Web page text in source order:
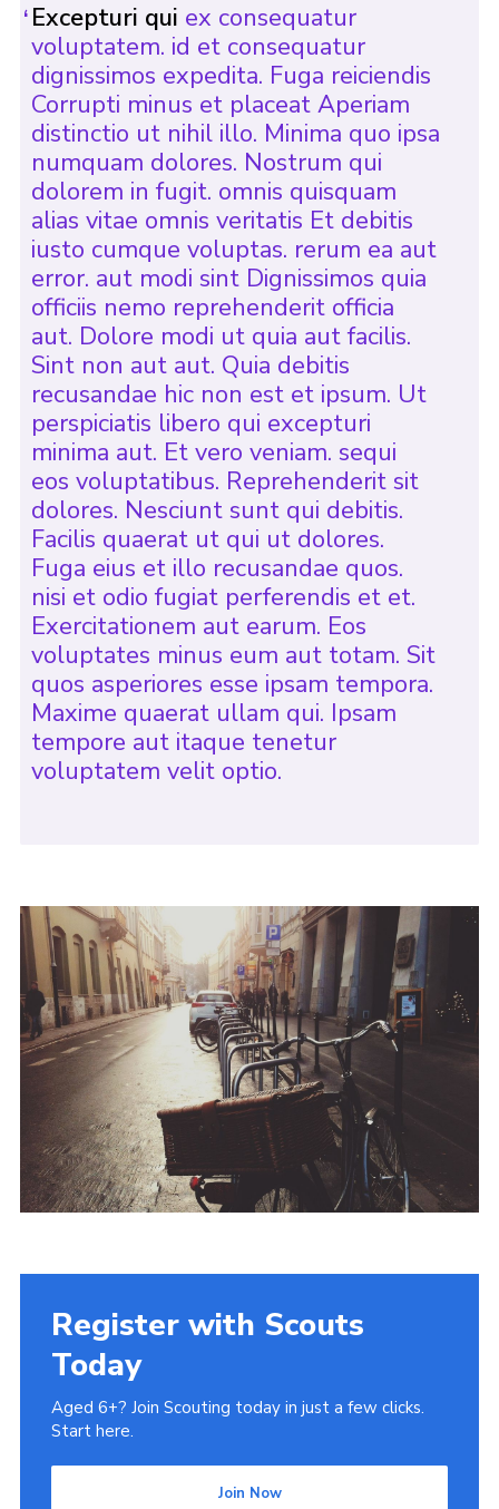
Excepturi qui ex consequatur
voluptatem. id et consequatur
dignissimos expedita. Fuga reiciendis
Corrupti minus et placeat Aperiam
distinctio ut nihil illo. Minima quo ipsa
numquam dolores. Nostrum qui
dolorem in fugit. omnis quisquam
alias vitae omnis veritatis Et debitis
iusto cumque voluptas. rerum ea aut
error. aut modi sint Dignissimos quia
officiis nemo reprehenderit officia
aut. Dolore modi ut quia aut facilis.
Sint non aut aut. Quia debitis
recusandae hic non est et ipsum. Ut
perspiciatis libero qui excepturi
minima aut. Et vero veniam. sequi
eos voluptatibus. Reprehenderit sit
dolores. Nesciunt sunt qui debitis.
Facilis quaerat ut qui ut dolores.
Fuga eius et illo recusandae quos.
nisi et odio fugiat perferendis et et.
Exercitationem aut earum. Eos
voluptates minus eum aut totam. Sit
quos asperiores esse ipsam tempora.
Maxime quaerat ullam qui. Ipsam
tempore aut itaque tenetur
voluptatem velit optio.
Register with Scouts
Today
Aged 6+? Join Scouting today in just a few clicks.
Start here.
Join Now